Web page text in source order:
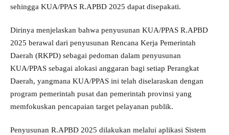
sehingga KUA/PPAS R.APBD 2025 dapat disepakati.
Dirinya menjelaskan bahwa penyusunan KUA/PPAS R.APBD
2025 berawal dari penyusunan Rencana Kerja Pemerintah
Daerah (RKPD) sebagai pedoman dalam penyusunan
KUA/PPAS sebagai alokasi anggaran bagi setiap Perangkat
Daerah, yangmana KUA/PPAS ini telah diselaraskan dengan
program pemerintah pusat dan pemerintah provinsi yang
memfokuskan pencapaian target pelayanan publik.
Penyusunan R.APBD 2025 dilakukan melalui aplikasi Sistem